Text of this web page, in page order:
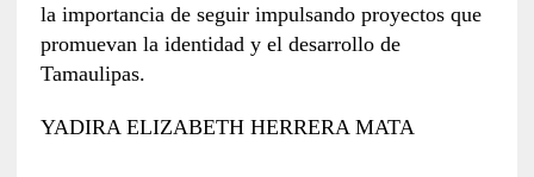
la importancia de seguir impulsando proyectos que
promuevan la identidad y el desarrollo de
Tamaulipas.
YADIRA ELIZABETH HERRERA MATA